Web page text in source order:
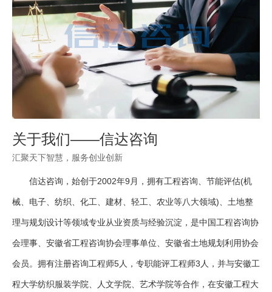
关于我们——信达咨询
汇聚天下智慧，服务创业创新
信达咨询，始创于2002年9月，拥有工程咨询、节能评估(机
械、电子、纺织、化工、建材、轻工、农业等八大领域)、土地整
理与规划设计等领域专业从业资质与经验沉淀，是中国工程咨询协
会理事、安徽省工程咨询协会理事单位、安徽省土地规划利用协会
会员。拥有注册咨询工程师5人，专职能评工程师3人，并与安徽工
程大学纺织服装学院、人文学院、艺术学院等合作，在安徽工程大